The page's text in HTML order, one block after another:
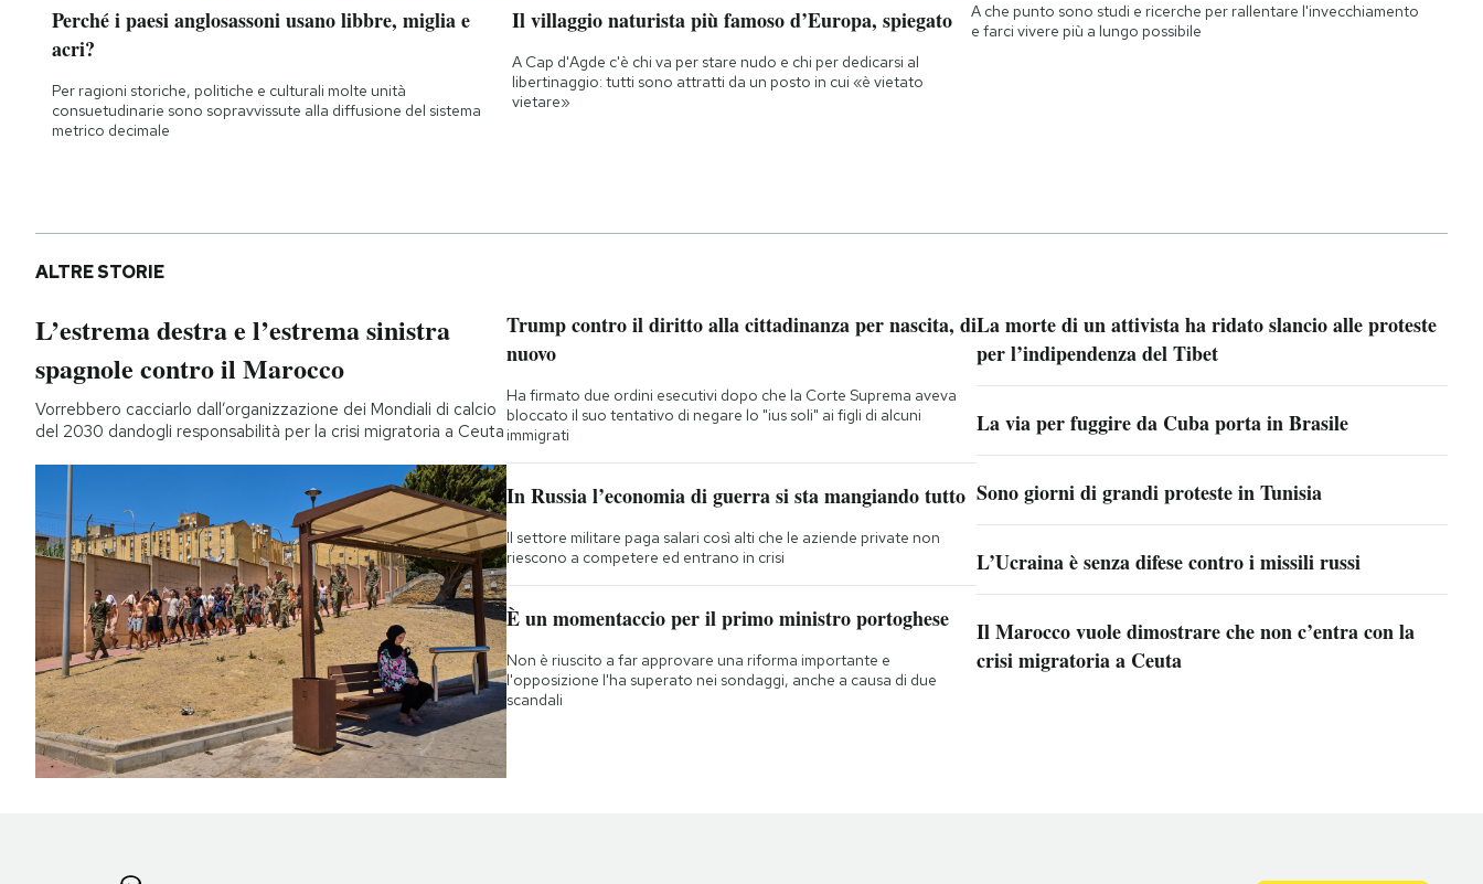
Perché i paesi anglosassoni usano libbre, miglia e
acri?
Per ragioni storiche, politiche e culturali molte unità
consuetudinarie sono sopravvissute alla diffusione del sistema
metrico decimale
Il villaggio naturista più famoso d’Europa, spiegato
A Cap d'Agde c'è chi va per stare nudo e chi per dedicarsi al
libertinaggio: tutti sono attratti da un posto in cui «è vietato
vietare»
A che punto sono studi e ricerche per rallentare l'invecchiamento
e farci vivere più a lungo possibile
ALTRE STORIE
L’estrema destra e l’estrema sinistra
spagnole contro il Marocco
Vorrebbero cacciarlo dall’organizzazione dei Mondiali di calcio
del 2030 dandogli responsabilità per la crisi migratoria a Ceuta
Trump contro il diritto alla cittadinanza per nascita, di
nuovo
Ha firmato due ordini esecutivi dopo che la Corte Suprema aveva
bloccato il suo tentativo di negare lo "ius soli" ai figli di alcuni
immigrati
In Russia l’economia di guerra si sta mangiando tutto
Il settore militare paga salari così alti che le aziende private non
riescono a competere ed entrano in crisi
È un momentaccio per il primo ministro portoghese
Non è riuscito a far approvare una riforma importante e
l'opposizione l'ha superato nei sondaggi, anche a causa di due
scandali
La morte di un attivista ha ridato slancio alle proteste
per l’indipendenza del Tibet
La via per fuggire da Cuba porta in Brasile
Sono giorni di grandi proteste in Tunisia
L’Ucraina è senza difese contro i missili russi
Il Marocco vuole dimostrare che non c’entra con la
crisi migratoria a Ceuta